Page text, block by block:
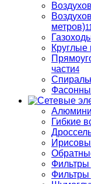
метров)
части4
Гибкие
Фильтры
Фильтры